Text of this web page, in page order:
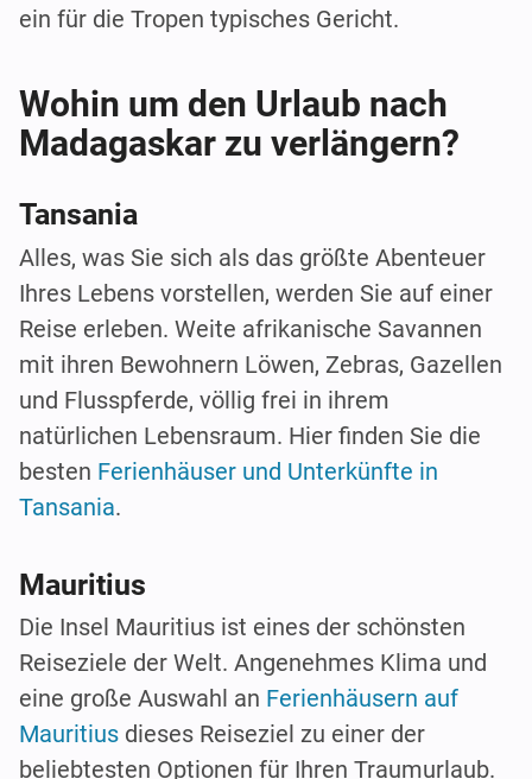
ein für die Tropen typisches Gericht.
Wohin um den Urlaub nach
Madagaskar zu verlängern?
Tansania
Alles, was Sie sich als das größte Abenteuer
Ihres Lebens vorstellen, werden Sie auf einer
Reise erleben. Weite afrikanische Savannen
mit ihren Bewohnern Löwen, Zebras, Gazellen
und Flusspferde, völlig frei in ihrem
natürlichen Lebensraum. Hier finden Sie die
besten Ferienhäuser und Unterkünfte in
Tansania.
Mauritius
Die Insel Mauritius ist eines der schönsten
Reiseziele der Welt. Angenehmes Klima und
eine große Auswahl an Ferienhäusern auf
Mauritius dieses Reiseziel zu einer der
beliebtesten Optionen für Ihren Traumurlaub.